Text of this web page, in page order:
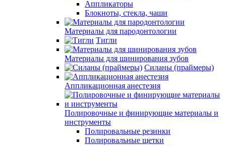
Аппликаторы
Блокноты, стекла, чаши
Материалы для пародонтологии
Тигли
Материалы для шинирования зубов
Силаны (праймеры)
Аппликационная анестезия
Полировочные и финирующие материалы и
инструменты
Полировальные резинки
Полировальные щетки